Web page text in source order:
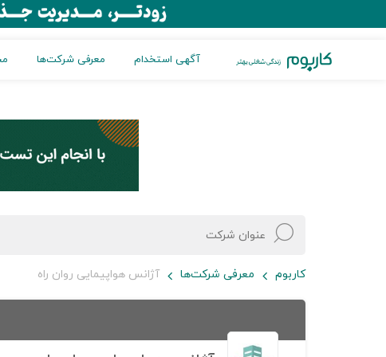
آگهی استخدام معرفی شرکت‌ها
کاربوم معرفی شرکت‌ها آژانس هواپیمایی روان راه